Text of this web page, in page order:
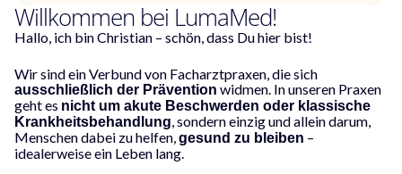
Willkommen bei LumaMed!
Hallo, ich bin Christian – schön, dass Du hier bist!
Wir sind ein Verbund von Facharztpraxen, die sich
ausschließlich der Prävention widmen. In unseren Praxen
geht es nicht um akute Beschwerden oder klassische
Krankheitsbehandlung, sondern einzig und allein darum,
Menschen dabei zu helfen,gesund zu bleiben –
idealerweise ein Leben lang.